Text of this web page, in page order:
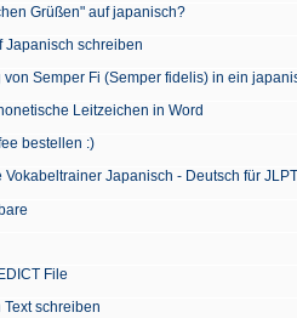
Grüßen" auf japanisch?
Japanisch schreiben
von Semper Fi (Semper fidelis) in ein
Leitzeichen in Word
bestellen :)
Vokabeltrainer Japanisch - Deutsch für
File
schreiben